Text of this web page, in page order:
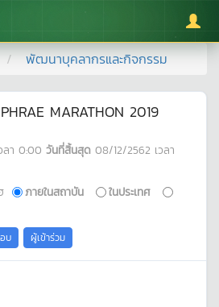
พัฒนาบุคลากรและกิจกรรม
MARATHON 2019
ลา 0:00 วันที่สิ้นสุด 08/12/2562 เวลา
ภายในสถาบัน
ในประเทศ
บ ผู้เข้าร่วม